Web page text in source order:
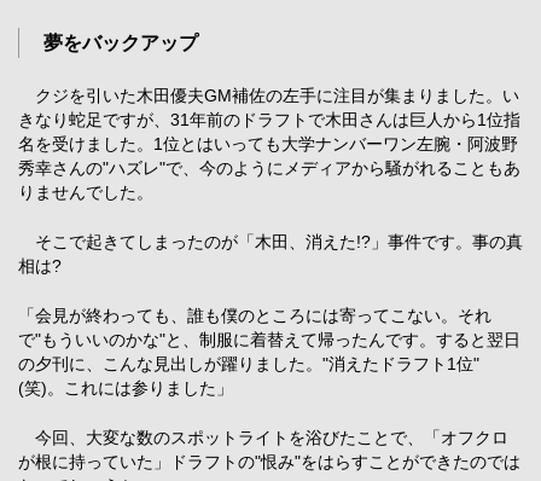
夢をバックアップ
クジを引いた木田優夫GM補佐の左手に注目が集まりました。い
きなり蛇足ですが、31年前のドラフトで木田さんは巨人から1位指
名を受けました。1位とはいっても大学ナンバーワン左腕・阿波野
秀幸さんの"ハズレ"で、今のようにメディアから騒がれることもあ
りませんでした。
そこで起きてしまったのが「木田、消えた!?」事件です。事の真
相は?
「会見が終わっても、誰も僕のところには寄ってこない。それ
で"もういいのかな"と、制服に着替えて帰ったんです。すると翌日
の夕刊に、こんな見出しが躍りました。"消えたドラフト1位"
(笑)。これには参りました」
今回、大変な数のスポットライトを浴びたことで、「オフクロ
が根に持っていた」ドラフトの"恨み"をはらすことができたのでは